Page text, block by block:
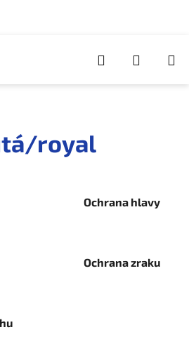
Hledat
KOŠÍK
royal
Ochrana hlavy
Ochrana zraku